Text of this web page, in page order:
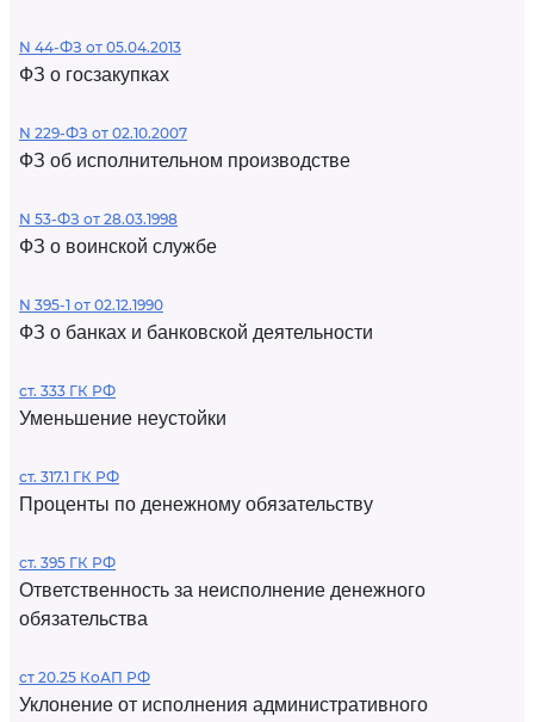
N 44-ФЗ от 05.04.2013
ФЗ о госзакупках
N 229-ФЗ от 02.10.2007
ФЗ об исполнительном производстве
N 53-ФЗ от 28.03.1998
ФЗ о воинской службе
N 395-1 от 02.12.1990
ФЗ о банках и банковской деятельности
ст. 333 ГК РФ
Уменьшение неустойки
ст. 317.1 ГК РФ
Проценты по денежному обязательству
ст. 395 ГК РФ
Ответственность за неисполнение денежного
обязательства
ст 20.25 КоАП РФ
Уклонение от исполнения административного